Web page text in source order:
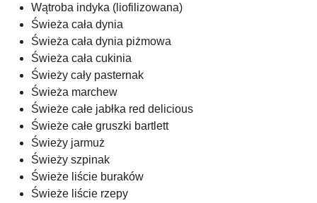
Wątroba indyka (liofilizowana)
Świeża cała dynia
Świeża cała dynia piżmowa
Świeża cała cukinia
Świeży cały pasternak
Świeża marchew
Świeże całe jabłka red delicious
Świeże całe gruszki bartlett
Świeży jarmuż
Świeży szpinak
Świeże liście buraków
Świeże liście rzepy